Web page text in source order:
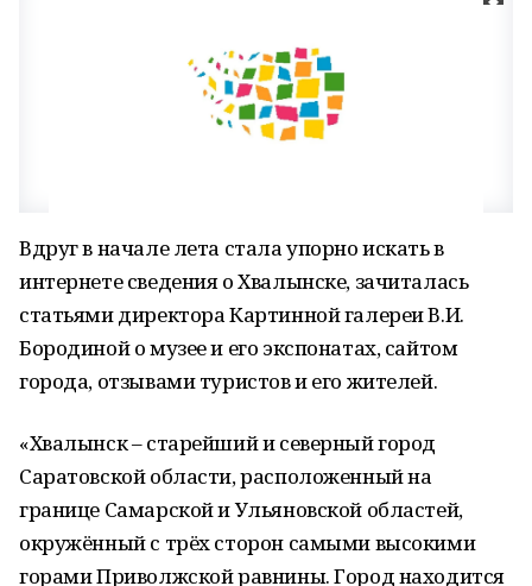
Вдруг в начале лета стала упорно искать в
интернете сведения о Хвалынске, зачиталась
статьями директора Картинной галереи В.И.
Бородиной о музее и его экспонатах, сайтом
города, отзывами туристов и его жителей.
«Хвалынск – старейший и северный город
Саратовской области, расположенный на
границе Самарской и Ульяновской областей,
окружённый с трёх сторон самыми высокими
горами Приволжской равнины. Город находится